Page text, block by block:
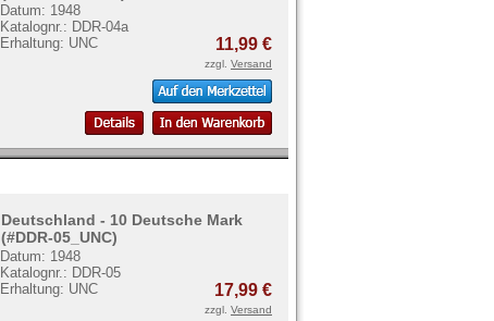
Datum: 1948
Katalognr.: DDR-04a
Erhaltung: UNC
11,99 €
zzgl. Versand
Deutschland - 10 Deutsche Mark
(#DDR-05_UNC)
Datum: 1948
Katalognr.: DDR-05
Erhaltung: UNC
17,99 €
zzgl. Versand